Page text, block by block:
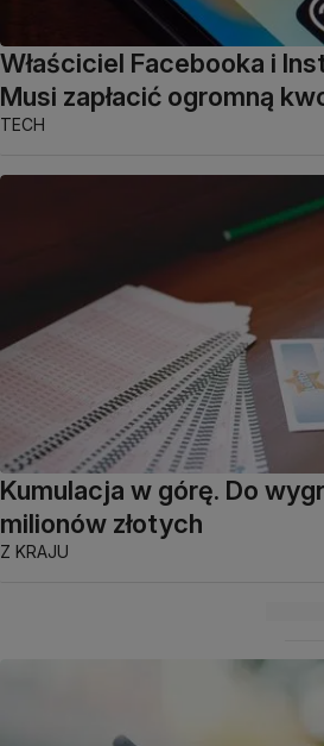
Właściciel Facebooka i
Musi zapłacić ogromną
TECH
Kumulacja w górę. Do
milionów złotych
Z KRAJU